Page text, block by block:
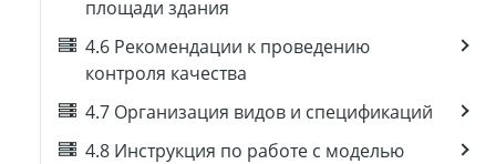
площади здания
4.6 Рекомендации к проведению
контроля качества
4.7 Организация видов и спецификаций
4.8 Инструкция по работе с моделью